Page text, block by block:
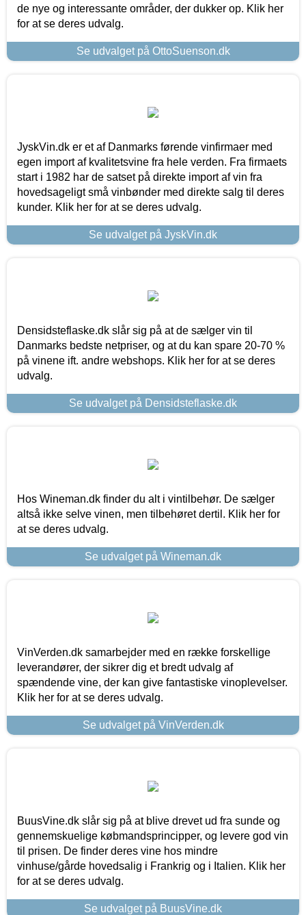
de nye og interessante områder, der dukker op. Klik her
for at se deres udvalg.
Se udvalget på OttoSuenson.dk
JyskVin.dk er et af Danmarks førende vinfirmaer med
egen import af kvalitetsvine fra hele verden. Fra firmaets
start i 1982 har de satset på direkte import af vin fra
hovedsageligt små vinbønder med direkte salg til deres
kunder. Klik her for at se deres udvalg.
Se udvalget på JyskVin.dk
Densidsteflaske.dk slår sig på at de sælger vin til
Danmarks bedste netpriser, og at du kan spare 20-70 %
på vinene ift. andre webshops. Klik her for at se deres
udvalg.
Se udvalget på Densidsteflaske.dk
Hos Wineman.dk finder du alt i vintilbehør. De sælger
altså ikke selve vinen, men tilbehøret dertil. Klik her for
at se deres udvalg.
Se udvalget på Wineman.dk
VinVerden.dk samarbejder med en række forskellige
leverandører, der sikrer dig et bredt udvalg af
spændende vine, der kan give fantastiske vinoplevelser.
Klik her for at se deres udvalg.
Se udvalget på VinVerden.dk
BuusVine.dk slår sig på at blive drevet ud fra sunde og
gennemskuelige købmandsprincipper, og levere god vin
til prisen. De finder deres vine hos mindre
vinhuse/gårde hovedsalig i Frankrig og i Italien. Klik her
for at se deres udvalg.
Se udvalget på BuusVine.dk